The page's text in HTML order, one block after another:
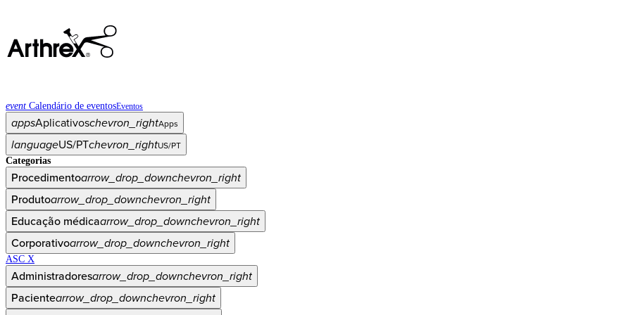
event Calendário de eventosEventos
appsAplicativoschevron_rightApps
languageUS/PTchevron_rightUS/PT
Categorias
Procedimentoarrow_drop_downchevron_right
Produtoarrow_drop_downchevron_right
Educação médicaarrow_drop_downchevron_right
Corporativoarrow_drop_downchevron_right
ASC X
Administradoresarrow_drop_downchevron_right
Pacientearrow_drop_downchevron_right